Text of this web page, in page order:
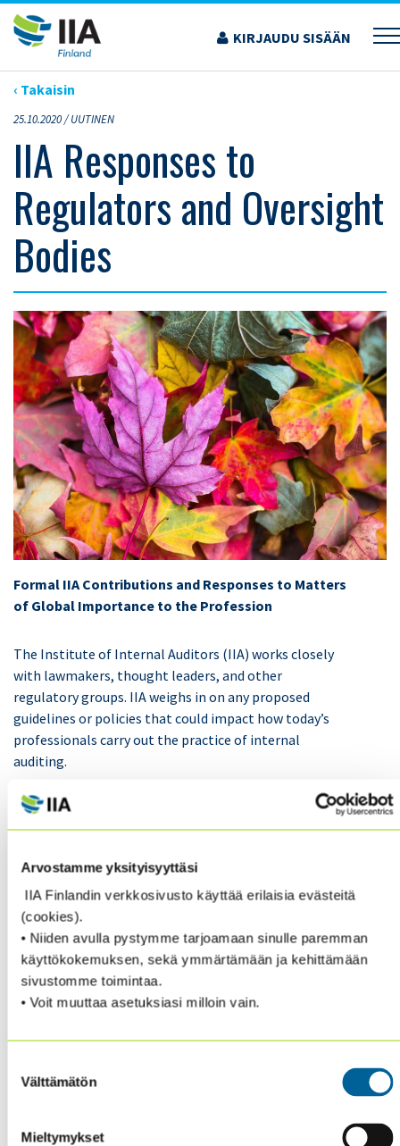
Arvostamme yksityisyyttäsi
IIA Finlandin verkkosivusto käyttää erilaisia evästeitä
(cookies).
• Niiden avulla pystymme tarjoamaan sinulle paremman
käyttökokemuksen, sekä ymmärtämään ja kehittämään
sivustomme toimintaa.
• Voit muuttaa asetuksiasi milloin vain.
valinta
Välttämätön
Mieltymykset
Siirry
sisältöön
KIRJAUDU SISÄÄN
›ARTIKKELIT›IIA ​RESPONSES TO REGULATORS AND OVERSIGHT BODIES
‹ Takaisin
25.10.2020 /UUTINEN
IIA ​Responses to
Regulators and Oversight
Bodies
Formal IIA Contributions and Responses to Matters
of Global Importance to the Profession
The Institute of Internal Auditors (IIA) works closely
with lawmakers, thought leaders, and other
regulatory groups. IIA weighs in on any proposed
guidelines or policies that could impact how today’s
professionals carry out the practice of internal
auditing.
Read more from here.
requests for comment from other organizations have
been: